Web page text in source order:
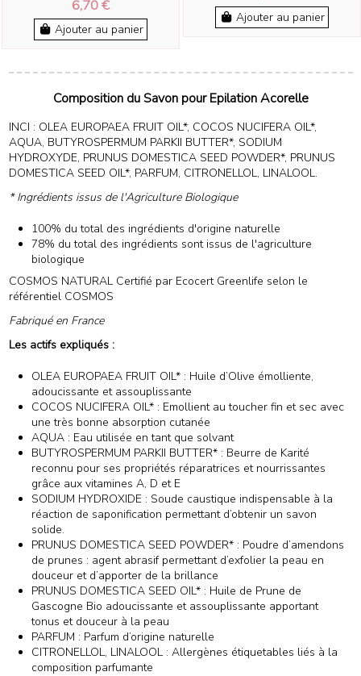
6,70 €
Ajouter au panier
Ajouter au panier
Composition du Savon pour Epilation Acorelle
INCI : OLEA EUROPAEA FRUIT OIL*, COCOS NUCIFERA OIL*,
AQUA, BUTYROSPERMUM PARKII BUTTER*, SODIUM
HYDROXYDE, PRUNUS DOMESTICA SEED POWDER*, PRUNUS
DOMESTICA SEED OIL*, PARFUM, CITRONELLOL, LINALOOL.
* Ingrédients issus de l'Agriculture Biologique
100% du total des ingrédients d'origine naturelle
78% du total des ingrédients sont issus de l'agriculture
biologique
COSMOS NATURAL Certifié par Ecocert Greenlife selon le
référentiel COSMOS
Fabriqué en France
Les actifs expliqués :
OLEA EUROPAEA FRUIT OIL* : Huile d’Olive émolliente,
adoucissante et assouplissante
COCOS NUCIFERA OIL* : Emollient au toucher fin et sec avec
une très bonne absorption cutanée
AQUA : Eau utilisée en tant que solvant
BUTYROSPERMUM PARKII BUTTER* : Beurre de Karité
reconnu pour ses propriétés réparatrices et nourrissantes
grâce aux vitamines A, D et E
SODIUM HYDROXIDE : Soude caustique indispensable à la
réaction de saponification permettant d’obtenir un savon
solide.
PRUNUS DOMESTICA SEED POWDER* : Poudre d’amendons
de prunes : agent abrasif permettant d’exfolier la peau en
douceur et d’apporter de la brillance
PRUNUS DOMESTICA SEED OIL* : Huile de Prune de
Gascogne Bio adoucissante et assouplissante apportant
tonus et douceur à la peau
PARFUM : Parfum d’origine naturelle
CITRONELLOL, LINALOOL : Allergènes étiquetables liés à la
composition parfumante